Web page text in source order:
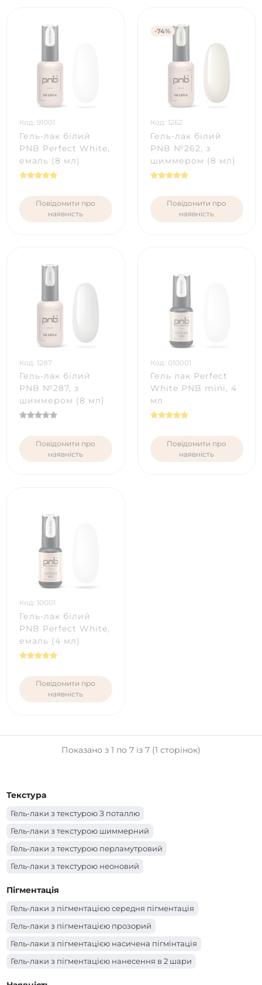
Код: 91001
Гель-лак білий
PNB Perfect White,
емаль (8 мл)
Повідомити про
наявність
-74%
Код: 1262
Гель-лак білий
PNB №262, з
шиммером (8 мл)
Повідомити про
наявність
Код: 1287
Гель-лак білий
PNB №287, з
шиммером (8 мл)
Повідомити про
наявність
Код: 010001
Гель лак Perfect
White PNB mini, 4
мл
Повідомити про
наявність
Код: 10001
Гель-лак білий
PNB Perfect White,
емаль (4 мл)
Повідомити про
наявність
Показано з 1 по 7 із 7 (1 сторінок)
Текстура
Гель-лаки з текстурою З поталлю
Гель-лаки з текстурою шиммерний
Гель-лаки з текстурою перламутровий
Гель-лаки з текстурою неоновий
Пігментація
Гель-лаки з пігментацією середня пігментація
Гель-лаки з пігментацією прозорий
Гель-лаки з пігментацією насичена пігмінтація
Гель-лаки з пігментацією нанесення в 2 шари